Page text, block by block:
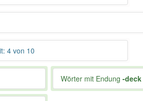
4 von 10
Wörter mit Endung-deck